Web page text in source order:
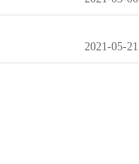
2021-05-21